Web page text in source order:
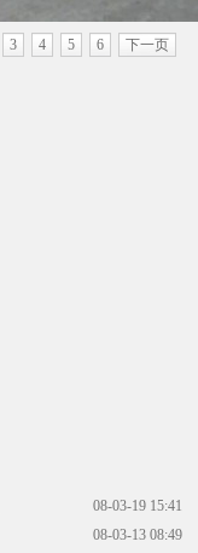
3 4 5 6 下一页
08-03-19 15:41
08-03-13 08:49